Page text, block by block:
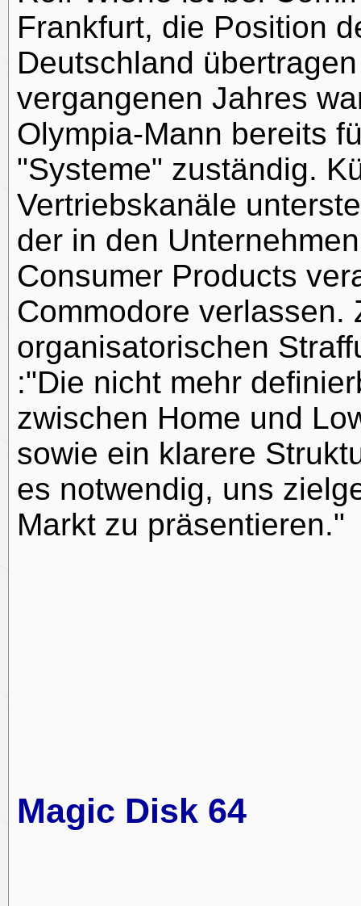
Frankfurt, die Position
Deutschland
vergangenen Jahres
Olympia-Mann bereits
"Systeme" zuständig.
Vertriebskanäle
der in den
Consumer Products
Commodore verlassen.
organisatorischen
:"Die nicht mehr
zwischen Home und
sowie ein klarere
es notwendig, uns
Markt zu präsentieren."
Magic Disk 64